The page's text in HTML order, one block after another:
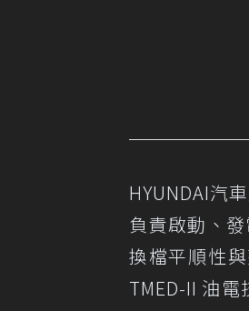
HYUNDAI汽
負責啟動、
換檔平順性
TMED-II 油